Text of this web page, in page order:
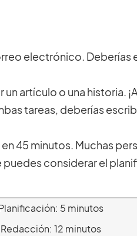
electrónico. Deberías
artículo o una historia.
tareas, deberías
45 minutos. Muchas
considerar el
5 minutos
Redacción: 12 minutos